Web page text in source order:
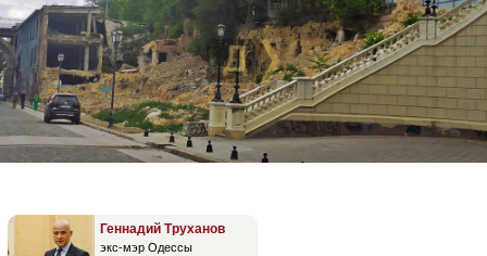
Геннадий Труханов
экс-мэр Одессы